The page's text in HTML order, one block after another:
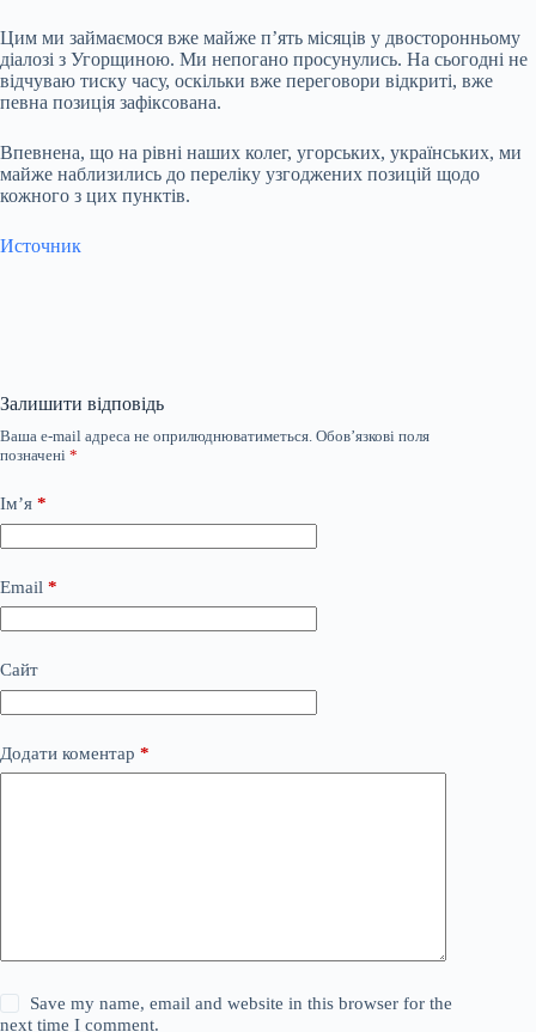
Цим ми займаємося вже майже пʼять місяців у двосторонньому
діалозі з Угорщиною. Ми непогано просунулись. На сьогодні не
відчуваю тиску часу, оскільки вже переговори відкриті, вже
певна позиція зафіксована.
Впевнена, що на рівні наших колег, угорських, українських, ми
майже наблизились до переліку узгоджених позицій щодо
кожного з цих пунктів.
Источник
Залишити відповідь
Ваша e-mail адреса не оприлюднюватиметься. Обов’язкові поля
позначені *
Ім’я *
Email *
Сайт
Додати коментар *
Save my name, email and website in this browser for the
next time I comment.